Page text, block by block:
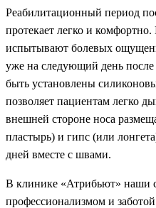
Реабилитационный период
протекает легко и
испытывают болевых
уже на следующий день
быть установлены
позволяет пациентам легко
внешней стороне носа
пластырь) и гипс (или
дней вместе с швами.
В клинике «Атрибьют» наши
профессионализмом и